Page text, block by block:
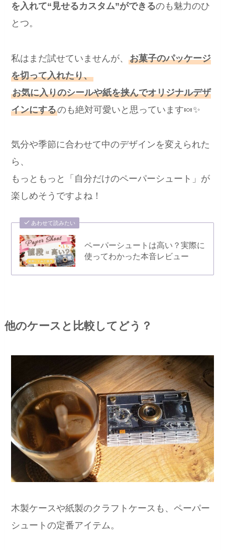
を入れて“見せるカスタム”ができるのも魅力のひ
とつ。
私はまだ試せていませんが、お菓子のパッケージ
を切って入れたり、
お気に入りのシールや紙を挟んでオリジナルデザ
インにするのも絶対可愛いと思っています🍬✨
気分や季節に合わせて中のデザインを変えられた
ら、
もっともっと「自分だけのペーパーシュート」が
楽しめそうですよね！
あわせて読みたい
ペーパーシュートは高い？実際に
使ってわかった本音レビュー
他のケースと比較してどう？
木製ケースや紙製のクラフトケースも、ペーパー
シュートの定番アイテム。